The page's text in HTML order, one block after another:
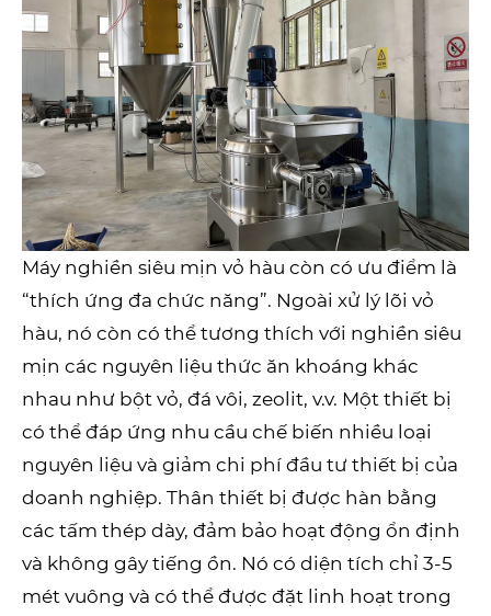
Máy nghiền siêu mịn vỏ hàu còn có ưu điểm là
“thích ứng đa chức năng”. Ngoài xử lý lõi vỏ
hàu, nó còn có thể tương thích với nghiền siêu
mịn các nguyên liệu thức ăn khoáng khác
nhau như bột vỏ, đá vôi, zeolit, v.v. Một thiết bị
có thể đáp ứng nhu cầu chế biến nhiều loại
nguyên liệu và giảm chi phí đầu tư thiết bị của
doanh nghiệp. Thân thiết bị được hàn bằng
các tấm thép dày, đảm bảo hoạt động ổn định
và không gây tiếng ồn. Nó có diện tích chỉ 3-5
mét vuông và có thể được đặt linh hoạt trong